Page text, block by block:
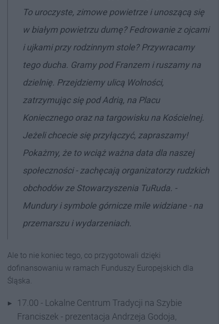
To uroczyste, zimowe powietrze i unoszącą się
w białym powietrzu dumę? Fedrowanie z ojcami
i ujkami przy rodzinnym stole? Przywracamy
tego ducha. Gramy pod Franzem i ruszamy na
dzielnię. Przejdziemy ulicą Wolności,
zatrzymując się pod Adrią, na Placu
Koniecznego oraz na targowisku na Kościelnej.
Jeżeli chcecie się przyłączyć, zapraszamy!
Pokażmy, że to wciąż ważna data dla naszej
społeczności - zachęcają organizatorzy rudzkich
obchodów ze Stowarzyszenia TuRuda. -
Mundury i symbole górnicze mile widziane - na
przemarszu i wydarzeniach.
Ale to nie koniec tego, co przygotowali dzięki
dofinansowaniu w ramach Funduszy Europejskich dla
Śląska.
17.00 - Lokalne Centrum Tradycji na Szybie
Franciszek - prezentacja Andrzeja Godoja,